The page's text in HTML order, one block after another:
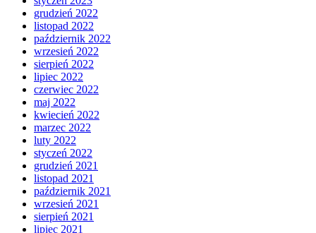
grudzień 2022
listopad 2022
październik 2022
wrzesień 2022
sierpień 2022
lipiec 2022
czerwiec 2022
maj 2022
kwiecień 2022
marzec 2022
luty 2022
styczeń 2022
grudzień 2021
listopad 2021
październik 2021
wrzesień 2021
sierpień 2021
lipiec 2021